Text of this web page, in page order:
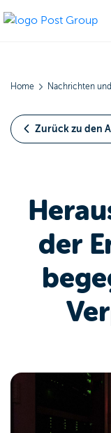
Home Nachrichten
Zurück zu den
der